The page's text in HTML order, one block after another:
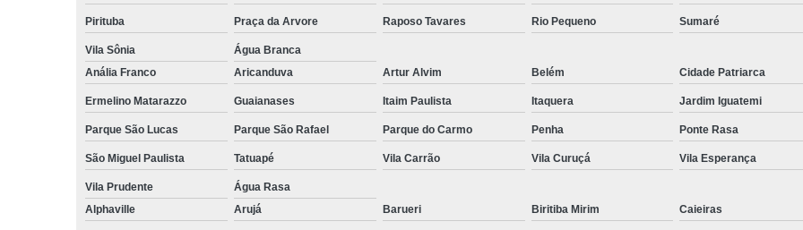
Pigmentação Capilar em
Pigmentação de Cabelo
Pigmentação na Careca
Preenchimento Capilar Central
Preenchimento Capilar com
Preenchimento Capilar
Pirituba Praça da Arvore Raposo Tavares Rio Pequeno Sumaré
Vila Sônia
Água Branca
Anália Franco
Aricanduva Artur Alvim Belém Cidade Patriarca
Ermelino Matarazzo Guaianases Itaim Paulista Itaquera Jardim Iguatemi
Parque São Lucas Parque São Rafael Parque do Carmo Penha Ponte Rasa
São Miguel Paulista Tatuapé Vila Carrão Vila Curuçá Vila Esperança
Vila Prudente
Água Rasa
Alphaville
Arujá Barueri Biritiba Mirim Caieiras